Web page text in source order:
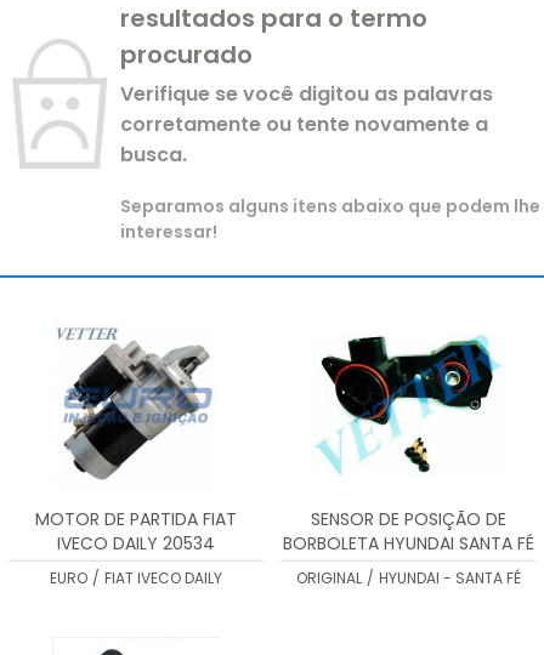
resultados para o termo
procurado
Verifique se você digitou as palavras
corretamente ou tente novamente a
busca.
Separamos alguns itens abaixo que podem lhe
interessar!
MOTOR DE PARTIDA FIAT
IVECO DAILY 20534
EURO / FIAT IVECO DAILY
SENSOR DE POSIÇÃO DE
BORBOLETA HYUNDAI SANTA FÉ
- 213181
ORIGINAL / HYUNDAI - SANTA FÉ